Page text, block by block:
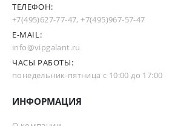
ТЕЛЕФОН:
+7(495)627-77-47,+7(495)967-57-47
E-MAIL:
info@vipgalant.ru
ЧАСЫ РАБОТЫ:
понедельник-пятница с 10:00 до 17:00
ИНФОРМАЦИЯ